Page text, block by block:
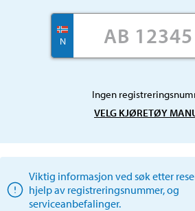
N
Ingen
VELG KJØRETØY
Viktig informasjon ved søk etter
hjelp av registreringsnummer, og
serviceanbefalinger.